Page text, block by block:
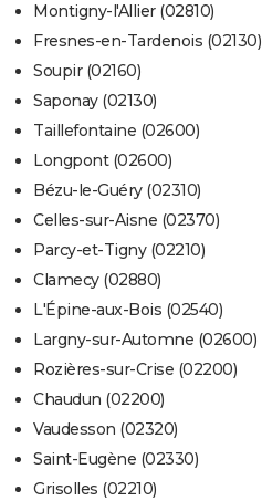
Montigny-l'Allier (02810)
Fresnes-en-Tardenois (02130)
Soupir (02160)
Saponay (02130)
Taillefontaine (02600)
Longpont (02600)
Bézu-le-Guéry (02310)
Celles-sur-Aisne (02370)
Parcy-et-Tigny (02210)
Clamecy (02880)
L'Épine-aux-Bois (02540)
Largny-sur-Automne (02600)
Rozières-sur-Crise (02200)
Chaudun (02200)
Vaudesson (02320)
Saint-Eugène (02330)
Grisolles (02210)